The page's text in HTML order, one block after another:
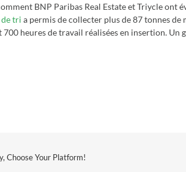
BNP Paribas Real Estate et Triycle
tri a permis de collecter plus de 87 tonnes de
heures de travail réalisées en insertion. Un
Choose Your Platform!